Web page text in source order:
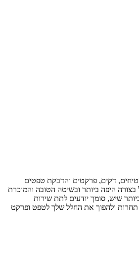
דקים, פרקטים והדבקת טפטים
היפה ביותר ובשיטה הטובה והמוכרת
שיש, סומך יודעים לתת שירות
תחרות ולהפוך את החלל שלך לטפט ופרקט